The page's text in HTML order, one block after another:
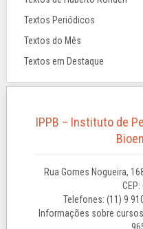
Textos Periódicos
Textos do Mês
Textos em Destaque
IPPB – Instituto de
Rua Gomes Nogueira,
CEP:
Telefones: (11) 9
Informações sobre